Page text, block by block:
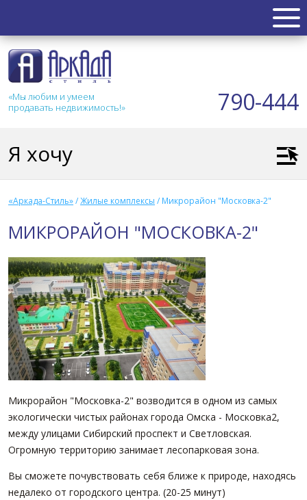
«Мы любим и умеем
продавать недвижимость!»
790-444
НЕДВИЖИМОСТЬ
Таунхаус
Коммерческая
АКЦИИ
СТАТЬИ
ПАРТНЕРЫ
О НАС
Визитки сотрудников
Услуги
Сотрудники
Вакансии
Отзывы о нас на Флампе
Я хочу
ОСТАВИТЬ ЗАЯВКУ
Расширенный поиск
«Аркада-Стиль»/Жилые комплексы / Микрорайон "Московка-2"
МИКРОРАЙОН "МОСКОВКА-2"
Микрорайон "Московка-2" возводится в одном из самых
экологически чистых районах города Омска - Московка2,
между улицами Сибирский проспект и Светловская.
Огромную территорию занимает лесопарковая зона.
Вы сможете почувствовать себя ближе к природе, находясь
недалеко от городского центра. (20-25 минут)